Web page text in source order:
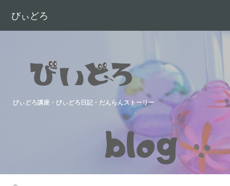
びぃどろ
びぃどろ講座・びぃどろ日記・だんらんストーリー